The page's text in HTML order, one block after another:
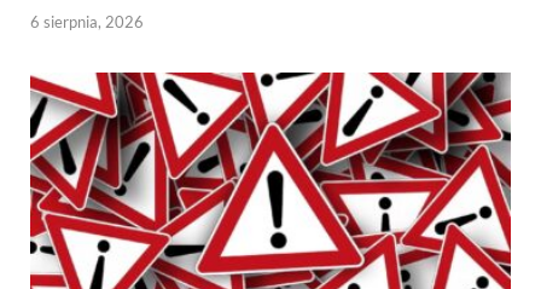
6 sierpnia, 2026